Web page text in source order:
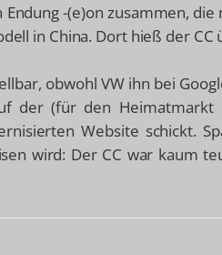
-(e)on zusammen,
in China. Dort hieß der CC
obwohl VW ihn bei
der (für den Heimatmarkt
Website schickt.
wird: Der CC war kaum